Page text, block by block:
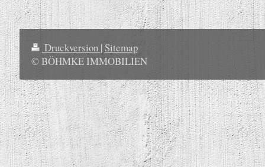
Druckversion |Sitemap
© BÖHMKE IMMOBILIEN